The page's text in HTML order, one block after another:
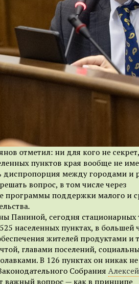
отметил: ни для кого не
пунктов края вообще не
диспропорция между городами и
вопрос, в том числе через
программы поддержки малого и
Паниной, сегодня стационарных
населенных пунктах, в большей
жителей продуктами и
главами поселений,
В 126 пунктах он никак
Собрания
важный вопрос — как в принципе